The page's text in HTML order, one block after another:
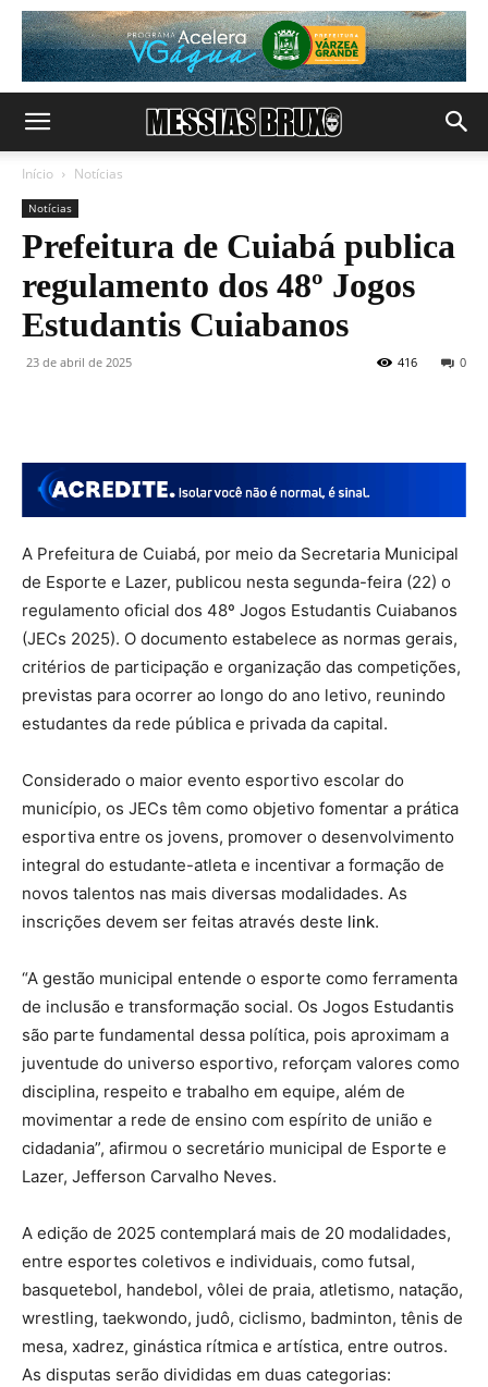
Início Notícias
Notícias
Prefeitura de Cuiabá publica
regulamento dos 48º Jogos
Estudantis Cuiabanos
23 de abril de 2025 0
416
A Prefeitura de Cuiabá, por meio da Secretaria Municipal
de Esporte e Lazer, publicou nesta segunda-feira (22) o
regulamento oficial dos 48º Jogos Estudantis Cuiabanos
(JECs 2025). O documento estabelece as normas gerais,
critérios de participação e organização das competições,
previstas para ocorrer ao longo do ano letivo, reunindo
estudantes da rede pública e privada da capital.
Considerado o maior evento esportivo escolar do
município, os JECs têm como objetivo fomentar a prática
esportiva entre os jovens, promover o desenvolvimento
integral do estudante-atleta e incentivar a formação de
novos talentos nas mais diversas modalidades. As
inscrições devem ser feitas através deste link.
“A gestão municipal entende o esporte como ferramenta
de inclusão e transformação social. Os Jogos Estudantis
são parte fundamental dessa política, pois aproximam a
juventude do universo esportivo, reforçam valores como
disciplina, respeito e trabalho em equipe, além de
movimentar a rede de ensino com espírito de união e
cidadania”, afirmou o secretário municipal de Esporte e
Lazer, Jefferson Carvalho Neves.
A edição de 2025 contemplará mais de 20 modalidades,
entre esportes coletivos e individuais, como futsal,
basquetebol, handebol, vôlei de praia, atletismo, natação,
wrestling, taekwondo, judô, ciclismo, badminton, tênis de
mesa, xadrez, ginástica rítmica e artística, entre outros.
As disputas serão divididas em duas categorias: